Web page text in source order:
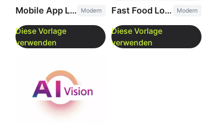
Mobile App Logo Modern Fast Food Logo Modern